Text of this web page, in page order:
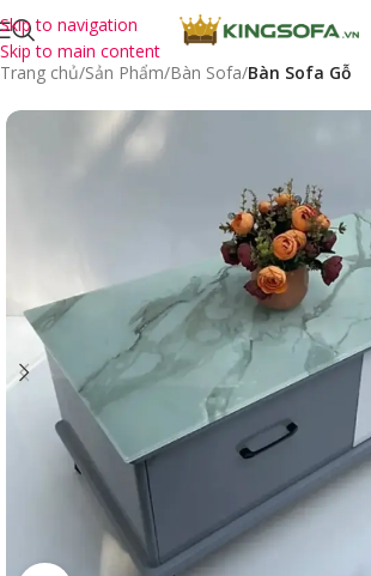
Skip to navigation
Skip to main content
Trang chủ Sản Phẩm Bàn Sofa Bàn Sofa Gỗ